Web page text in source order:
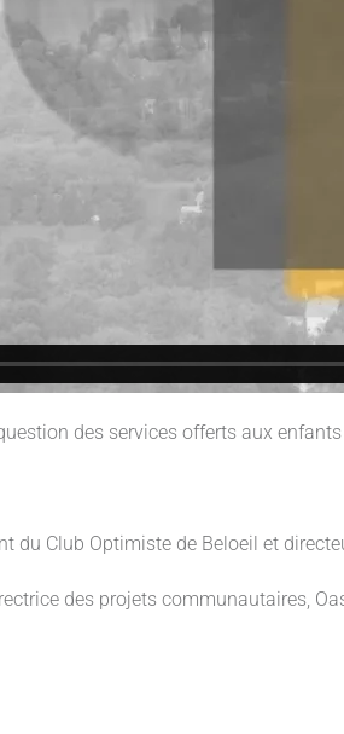
des services offerts aux
du Club Optimiste de Beloeil et
des projets communautaires,